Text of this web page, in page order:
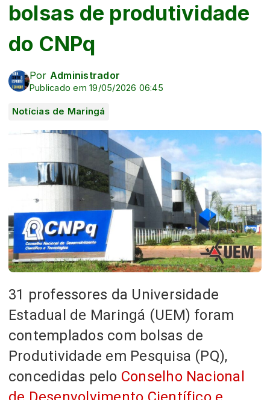
bolsas de produtividade
do CNPq
Por Administrador
Publicado em 19/05/2026 06:45
Notícias de Maringá
31 professores da Universidade
Estadual de Maringá (UEM) foram
contemplados com bolsas de
Produtividade em Pesquisa (PQ),
concedidas pelo Conselho Nacional